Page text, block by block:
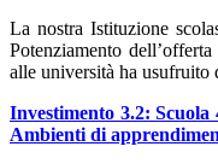
La nostra Istituzione
Potenziamento
alle università ha usufruito
Investimento 3.2: Scuola
Ambienti di